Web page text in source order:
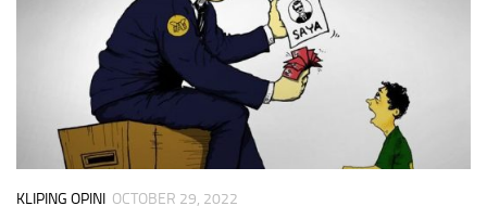
KLIPING OPINI OCTOBER 29, 2022